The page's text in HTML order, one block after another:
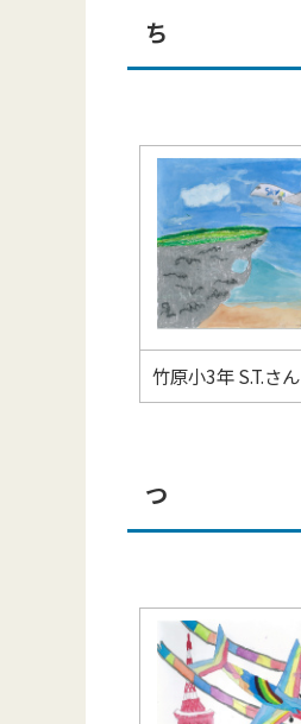
ち
竹原小3年 S.T.さん
つ